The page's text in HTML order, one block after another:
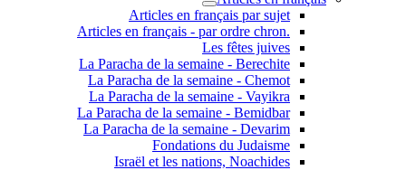
Articles en français par sujet
.Articles en français - par ordre chron
Les fêtes juives
La Paracha de la semaine - Berechite
La Paracha de la semaine - Chemot
La Paracha de la semaine - Vayikra
La Paracha de la semaine - Bemidbar
La Paracha de la semaine - Devarim
Fondations du Judaisme
Israël et les nations, Noachides